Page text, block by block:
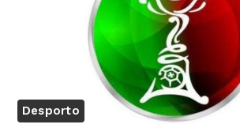
Desporto